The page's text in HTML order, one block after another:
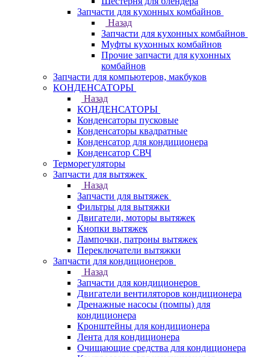
Запчасти для кухонных комбайнов
Назад
Запчасти для кухонных комбайнов
Муфты кухонных комбайнов
Прочие запчасти для кухонных
комбайнов
Запчасти для компьютеров, макбуков
КОНДЕНСАТОРЫ
Назад
КОНДЕНСАТОРЫ
Конденсаторы пусковые
Конденсаторы квадратные
Конденсатор для кондиционера
Конденсатор СВЧ
Терморегуляторы
Запчасти для вытяжек
Назад
Запчасти для вытяжек
Фильтры для вытяжки
Двигатели, моторы вытяжек
Кнопки вытяжек
Лампочки, патроны вытяжек
Переключатели вытяжки
Запчасти для кондиционеров
Назад
Запчасти для кондиционеров
Двигатели вентиляторов кондиционера
Дренажные насосы (помпы) для
кондиционера
Кронштейны для кондиционера
Лента для кондиционера
Очищающие средства для кондиционера